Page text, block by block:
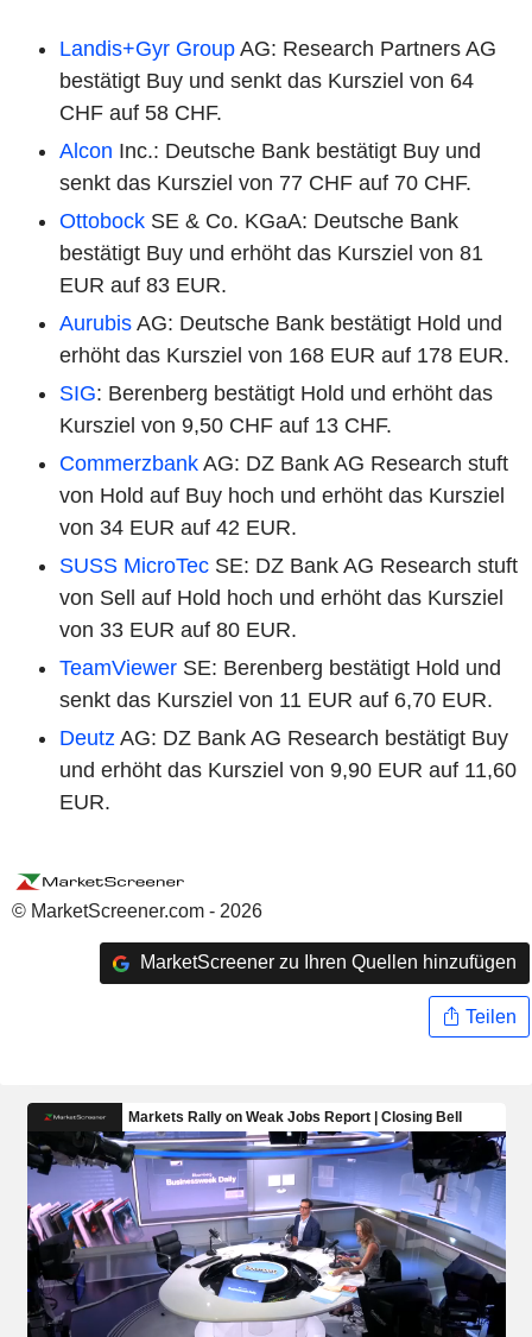
Landis+Gyr Group AG: Research Partners AG
bestätigt Buy und senkt das Kursziel von 64
CHF auf 58 CHF.
Alcon Inc.: Deutsche Bank bestätigt Buy und
senkt das Kursziel von 77 CHF auf 70 CHF.
Ottobock SE & Co. KGaA: Deutsche Bank
bestätigt Buy und erhöht das Kursziel von 81
EUR auf 83 EUR.
Aurubis AG: Deutsche Bank bestätigt Hold und
erhöht das Kursziel von 168 EUR auf 178 EUR.
SIG: Berenberg bestätigt Hold und erhöht das
Kursziel von 9,50 CHF auf 13 CHF.
Commerzbank AG: DZ Bank AG Research stuft
von Hold auf Buy hoch und erhöht das Kursziel
von 34 EUR auf 42 EUR.
SUSS MicroTec SE: DZ Bank AG Research stuft
von Sell auf Hold hoch und erhöht das Kursziel
von 33 EUR auf 80 EUR.
TeamViewer SE: Berenberg bestätigt Hold und
senkt das Kursziel von 11 EUR auf 6,70 EUR.
Deutz AG: DZ Bank AG Research bestätigt Buy
und erhöht das Kursziel von 9,90 EUR auf 11,60
EUR.
© MarketScreener.com - 2026
MarketScreener zu Ihren Quellen hinzufügen
Teilen